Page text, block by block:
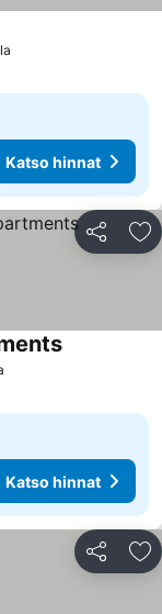
Katso hinnat
Jaa
Katso hinnat
Jaa